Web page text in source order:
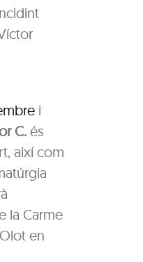
i
C. és
així com
la Carme
en